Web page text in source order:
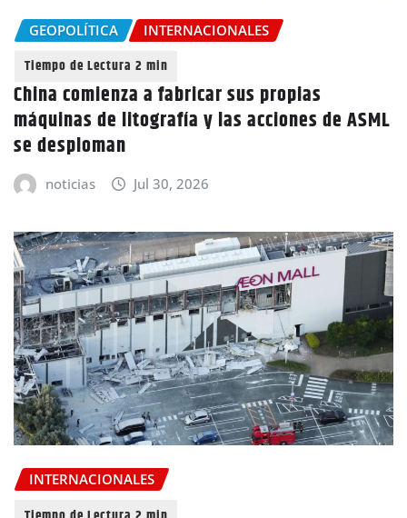
GEOPOLÍTICA INTERNACIONALES
China comienza a fabricar sus propias
máquinas de litografía y las acciones de ASML
se desploman
noticias Jul 30, 2026
INTERNACIONALES